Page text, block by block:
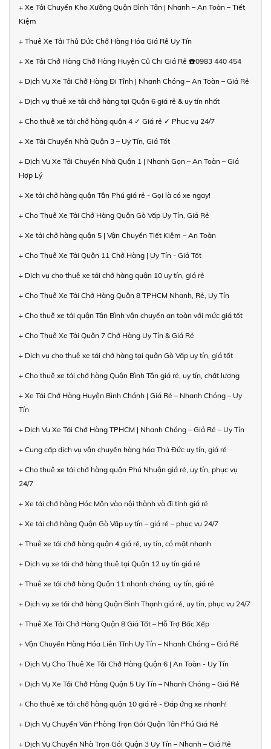
+ Xe Tải Chuyển Kho Xưởng Quận Bình Tân | Nhanh – An Toàn – Tiết
Kiệm
+ Thuê Xe Tải Thủ Đức Chở Hàng Hóa Giá Rẻ Uy Tín
+ Xe Tải Chở Hàng Chở Hàng Huyện Củ Chi Giá Rẻ ☎️0983 440 454
+ Dịch Vụ Xe Tải Chở Hàng Đi Tỉnh | Nhanh Chóng – An Toàn – Giá Rẻ
+ Dịch vụ thuê xe tải chở hàng tại Quận 6 giá rẻ & uy tín nhất
+ Cho thuê xe tải chở hàng quận 4 ✓ Giá rẻ ✓ Phục vụ 24/7
+ Xe Tải Chuyển Nhà Quận 3 – Uy Tín, Giá Tốt
+ Dịch Vụ Xe Tải Chuyển Nhà Quận 1 | Nhanh Gọn – An Toàn – Giá
Hợp Lý
+ Xe tải chở hàng quận Tân Phú giá rẻ - Gọi là có xe ngay!
+ Cho Thuê Xe Tải Chở Hàng Quận Gò Vấp Uy Tín, Giá Rẻ
+ Xe tải chở hàng quận 5 | Vận Chuyển Tiết Kiệm – An Toàn
+ Cho Thuê Xe Tải Quận 11 Chở Hàng | Uy Tín - Giá Tốt
+ Dịch vụ cho thuê xe tải chở hàng quận 10 uy tín, giá rẻ
+ Cho Thuê Xe Tải Chở Hàng Quận 8 TPHCM Nhanh, Rẻ, Uy Tín
+ Cho thuê xe tải quận Tân Bình vận chuyển an toàn với mức giá tốt
+ Cho Thuê Xe Tải Quận 7 Chở Hàng Uy Tín & Giá Rẻ
+ Dịch vụ cho thuê xe tải chở hàng tại quận Gò Vấp uy tín, giá tốt
+ Cho thuê xe tải chở hàng Quận Bình Tân giá rẻ, uy tín, chất lượng
+ Xe Tải Chở Hàng Huyện Bình Chánh | Giá Rẻ – Nhanh Chóng – Uy
Tín
+ Dịch Vụ Xe Tải Chở Hàng TPHCM | Nhanh Chóng – Giá Rẻ – Uy Tín
+ Cung cấp dịch vụ vận chuyển hàng hóa Thủ Đức uy tín, giá rẻ
+ Cho thuê xe tải chở hàng quận Phú Nhuận giá rẻ, uy tín, phục vụ
24/7
+ Xe tải chở hàng Hóc Môn vào nội thành và đi tỉnh giá rẻ
+ Xe tải chở hàng Quận Gò Vấp uy tín – giá rẻ – phục vụ 24/7
+ Thuê xe tải chở hàng quận 4 giá rẻ, uy tín, có mặt nhanh
+ Dịch vụ xe tải chở hàng thuê tại Quận 12 uy tín giá rẻ
+ Thuê xe tải chở hàng Quận 11 nhanh chóng, uy tín, giá rẻ
+ Dịch vụ xe tải chở hàng Quận Bình Thạnh giá rẻ, uy tín, phục vụ 24/7
+ Thuê Xe Tải Chở Hàng Quận 8 Giá Tốt – Hỗ Trợ Bốc Xếp
+ Vận Chuyển Hàng Hóa Liên Tỉnh Uy Tín – Nhanh Chóng – Giá Rẻ
+ Dịch Vụ Cho Thuê Xe Tải Chở Hàng Quận 6 | An Toàn - Uy Tín
+ Dịch Vụ Xe Tải Chở Hàng Quận 5 Uy Tín – Nhanh Chóng – Giá Rẻ
+ Cho thuê xe tải chở hàng quận 10 giá rẻ - Đáp ứng xe nhanh!
+ Dịch Vụ Chuyển Văn Phòng Trọn Gói Quận Tân Phú Giá Rẻ
+ Dịch Vụ Chuyển Nhà Trọn Gói Quận 3 Uy Tín – Nhanh – Giá Rẻ